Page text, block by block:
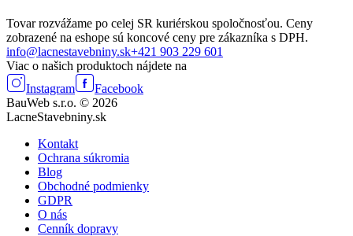
Tovar rozvážame po celej SR kuriérskou spoločnosťou. Ceny
zobrazené na eshope sú koncové ceny pre zákazníka s DPH.
info@lacnestavebniny.sk+421 903 229 601
Viac o našich produktoch nájdete na
Instagram
Facebook
BauWeb s.r.o. © 2026
LacneStavebniny.sk
Kontakt
Ochrana súkromia
Blog
Obchodné podmienky
GDPR
O nás
Cenník dopravy